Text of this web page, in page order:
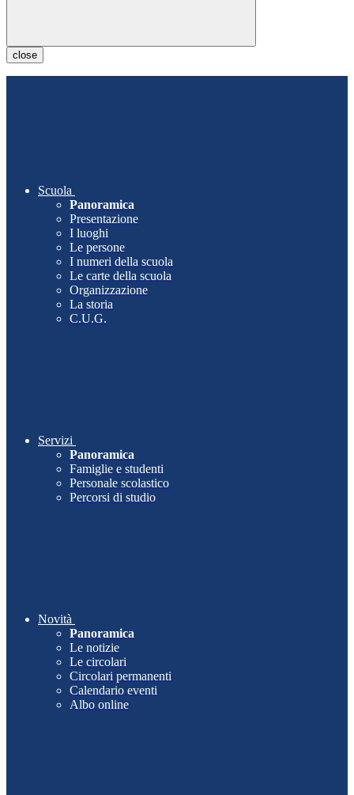
close
Scuola
Panoramica
Presentazione
I luoghi
Le persone
I numeri della scuola
Le carte della scuola
Organizzazione
La storia
C.U.G.
Servizi
Panoramica
Famiglie e studenti
Personale scolastico
Percorsi di studio
Novità
Panoramica
Le notizie
Le circolari
Circolari permanenti
Calendario eventi
Albo online